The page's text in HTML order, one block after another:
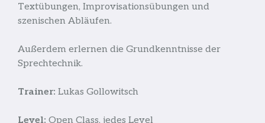
Textübungen, Improvisationsübungen und
szenischen Abläufen.
Außerdem erlernen die Grundkenntnisse der
Sprechtechnik.
Trainer: Lukas Gollowitsch
Level: Open Class, jedes Level